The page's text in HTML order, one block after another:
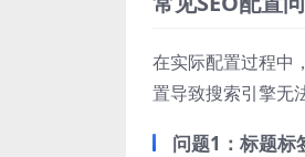
在实际配置过程中
置导致搜索引擎无
问题1：标题标